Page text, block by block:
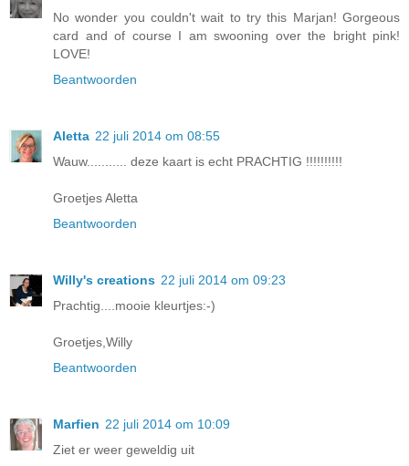
No wonder you couldn't wait to try this Marjan! Gorgeous
card and of course I am swooning over the bright pink!
LOVE!
Beantwoorden
Aletta 22 juli 2014 om 08:55
Wauw........... deze kaart is echt PRACHTIG !!!!!!!!!!
Groetjes Aletta
Beantwoorden
Willy's creations 22 juli 2014 om 09:23
Prachtig....mooie kleurtjes:-)
Groetjes,Willy
Beantwoorden
Marfien 22 juli 2014 om 10:09
Ziet er weer geweldig uit